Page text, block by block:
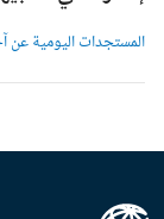
المستجدات اليومية عن آخر